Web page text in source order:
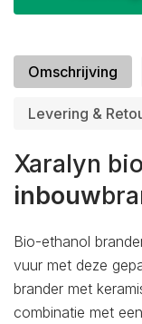
Omschrijving
Xaralyn
inbouw
Bio-ethanol
vuur met deze
brander met
combinatie met
Levering &